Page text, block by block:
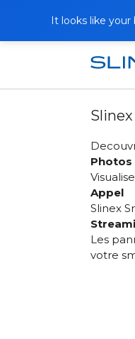
It looks like
Accueil
Photos
Appel
Slinex
Les
votre